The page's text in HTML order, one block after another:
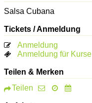
Salsa Cubana
Tickets / Anmeldung
Anmeldung
Anmeldung für Kurse
Teilen & Merken
Teilen